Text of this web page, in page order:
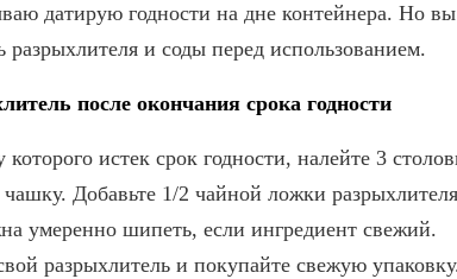
датирую годности на дне контейнера. Но вы
и соды перед использованием.
после окончания срока годности
истек срок годности, налейте 3
Добавьте 1/2 чайной ложки
умеренно шипеть, если ингредиент свежий.
разрыхлитель и покупайте свежую